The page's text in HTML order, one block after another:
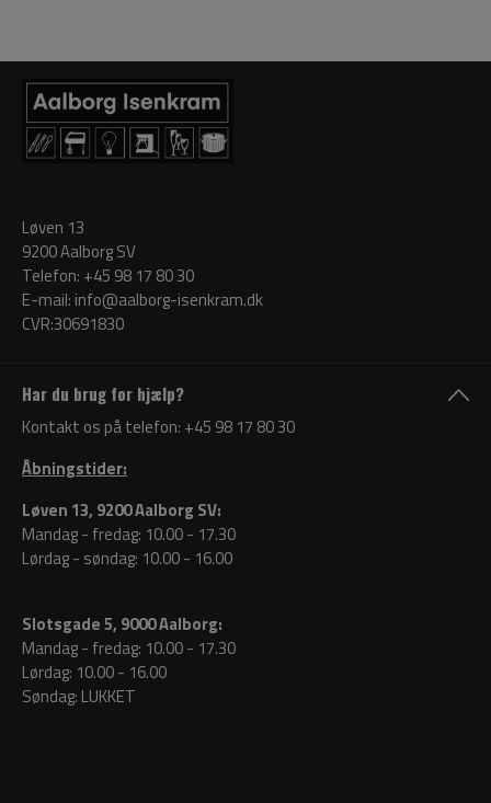
Har du brug for hjælp?
Kontakt os på telefon: +45 98 17 80 30
Åbningstider:
Løven 13, 9200 Aalborg SV:
Mandag - fredag: 10.00 - 17.30
Lørdag - søndag: 10.00 - 16.00
Slotsgade 5, 9000 Aalborg:
Mandag - fredag: 10.00 - 17.30
Lørdag: 10.00 - 16.00
Søndag: LUKKET
Løven 13
9200 Aalborg SV
Telefon: +45 98 17 80 30
E-mail: info@aalborg-isenkram.dk
CVR:30691830